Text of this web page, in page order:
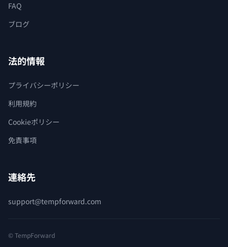
FAQ
ブログ
法的情報
プライバシーポリシー
利用規約
Cookieポリシー
免責事項
連絡先
support@tempforward.com
© TempForward